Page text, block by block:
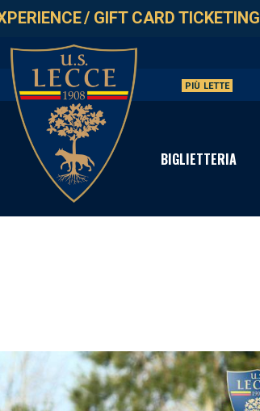
/ GIFT CARD TICKETING
PIÙ LETTE
BIGLIETTERIA